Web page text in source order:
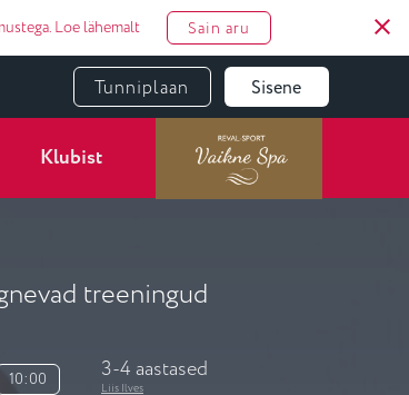
Loe lähemalt Sain aru
Tunniplaan Sisene
Klubist
treeningud
10:00 3-4 aastased
Liis Ilves